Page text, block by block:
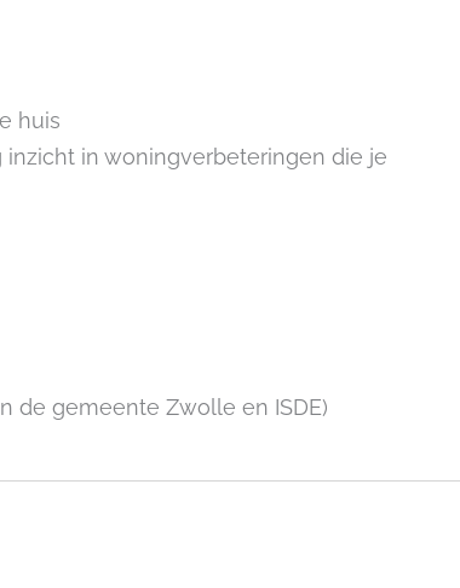
huis
in woningverbeteringen die je
de gemeente Zwolle en ISDE)